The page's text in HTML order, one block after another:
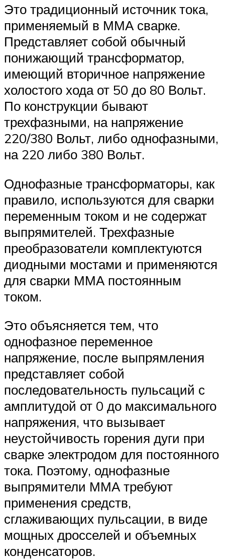
Это традиционный источник тока,
применяемый в ММА сварке.
Представляет собой обычный
понижающий трансформатор,
имеющий вторичное напряжение
холостого хода от 50 до 80 Вольт.
По конструкции бывают
трехфазными, на напряжение
220/380 Вольт, либо однофазными,
на 220 либо 380 Вольт.
Однофазные трансформаторы, как
правило, используются для сварки
переменным током и не содержат
выпрямителей. Трехфазные
преобразователи комплектуются
диодными мостами и применяются
для сварки ММА постоянным
током.
Это объясняется тем, что
однофазное переменное
напряжение, после выпрямления
представляет собой
последовательность пульсаций с
амплитудой от 0 до максимального
напряжения, что вызывает
неустойчивость горения дуги при
сварке электродом для постоянного
тока. Поэтому, однофазные
выпрямители ММА требуют
применения средств,
сглаживающих пульсации, в виде
мощных дросселей и объемных
конденсаторов.